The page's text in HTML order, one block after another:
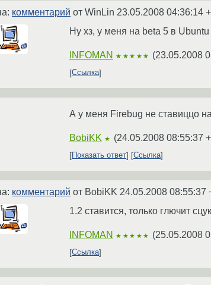
комментарий от WinLin 23.05.2008 04:36:14
Ну хз, у меня на beta 5 в Ubuntu
INFOMAN ★★★★★ (23.05.2008
Ссылка
А у меня Firebug не ставиццо
BobiKK ★ (24.05.2008 08:55:37
Показать ответ Ссылка
комментарий от BobiKK 24.05.2008 08:55:37
1.2 ставится, только глючит
INFOMAN ★★★★★ (25.05.2008
Ссылка